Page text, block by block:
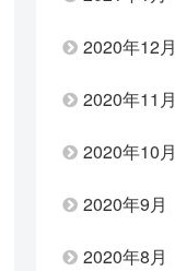
2020年12月
2020年11月
2020年10月
2020年9月
2020年8月